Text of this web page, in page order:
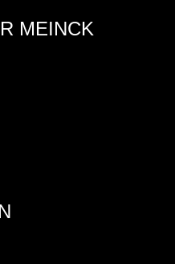
MEINCK